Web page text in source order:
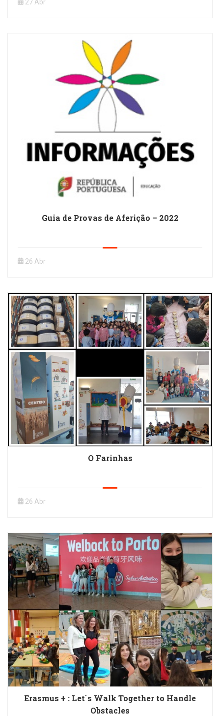
27 Abr
Guia de Provas de Aferição – 2022
26 Abr
O Farinhas
26 Abr
Erasmus + : Let´s Walk Together to Handle
Obstacles